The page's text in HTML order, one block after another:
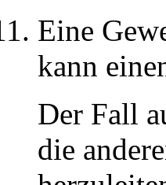
Eine
kann
Der Fall
die